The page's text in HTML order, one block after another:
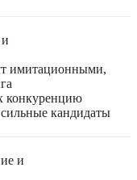
имитационными,
конкуренцию
кандидаты
и